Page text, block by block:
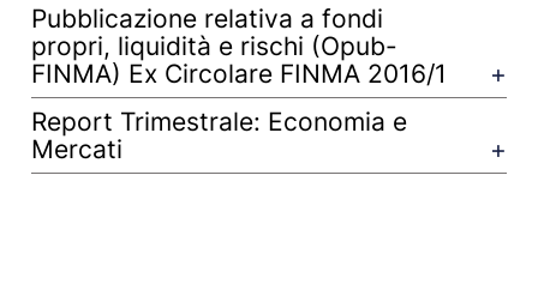
Pubblicazione relativa a fondi
propri, liquidità e rischi (Opub-
FINMA) Ex Circolare FINMA 2016/1
Report Trimestrale: Economia e
Mercati